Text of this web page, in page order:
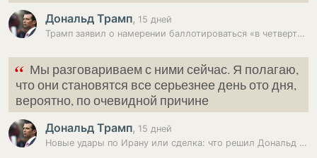
Дональд Трамп, 15 дней
Трамп заявил о намерении баллотироваться «в четвертый раз»
“ Мы разговариваем с ними сейчас. Я полагаю,
что они становятся все серьезнее день ото дня,
вероятно, по очевидной причине
Дональд Трамп, 15 дней
Новые удары по Ирану или сделка: что решил Дональд Трамп